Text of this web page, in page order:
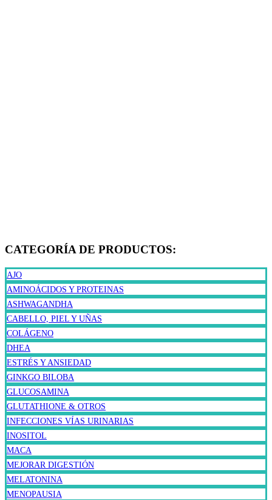
CATEGORÍA DE PRODUCTOS:
AJO
AMINOÁCIDOS Y PROTEINAS
ASHWAGANDHA
CABELLO, PIEL Y UÑAS
COLÁGENO
DHEA
ESTRÉS Y ANSIEDAD
GINKGO BILOBA
GLUCOSAMINA
GLUTATHIONE & OTROS
INFECCIONES VÍAS URINARIAS
INOSITOL
MACA
MEJORAR DIGESTIÓN
MELATONINA
MENOPAUSIA